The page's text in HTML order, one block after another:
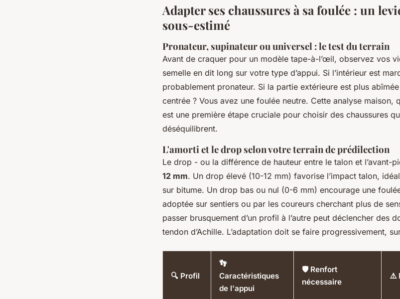
Adapter ses chaussures à sa foulée : un
sous-estimé
Pronateur, supinateur ou universel : le test du terrain
Avant de craquer pour un modèle tape-à-l’œil, observez vos
semelle en dit long sur votre type d’appui. Si l’intérieur est
probablement pronateur. Si la partie extérieure est plus
centrée ? Vous avez une foulée neutre. Cette analyse maison,
est une première étape cruciale pour choisir des chaussures
déséquilibrent.
L'amorti et le drop selon votre terrain de prédilection
Le drop - ou la différence de hauteur entre le talon et l’avant-
12 mm. Un drop élevé (10-12 mm) favorise l’impact talon,
sur bitume. Un drop bas ou nul (0-6 mm) encourage une
adoptée sur sentiers ou par les coureurs cherchant plus de
passer brusquement d’un profil à l’autre peut déclencher des
tendon d’Achille. L’adaptation doit se faire progressivement,
🔍 Profil
👣
Caractéristiques
de l'appui
🛡️ Renfort
nécessaire
⚠️